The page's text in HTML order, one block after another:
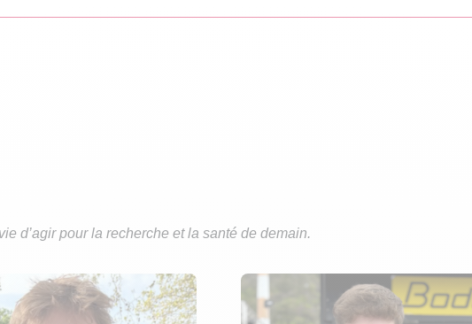
d’agir pour la recherche et la santé de demain.